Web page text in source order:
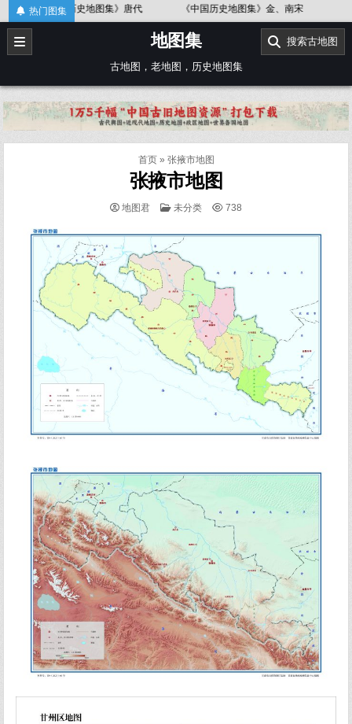
Skip
to
content
热门图集
《中国历史地图集》金、南宋 《中国历史地图集》春秋战国
地图集
古地图，老地图，历史地图集
搜索古地图
首页» 张掖市地图
张掖市地图
地图君
POSTED
未分类 738